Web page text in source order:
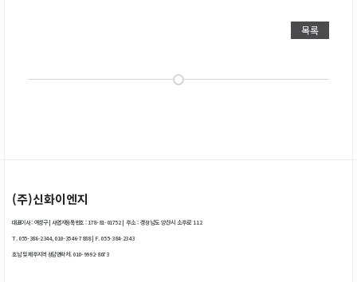
목록
(주)신화이엔지
대표이사 : 여성구 | 사업자등록번호 : 178-81-01752 | 주소 : 경상남도 양산시 소주로 112
T. 055-386-2344, 010-3546-7888 | F. 055-384-2343
호남 및 제주지역 상담연락처. 010-9992-8073